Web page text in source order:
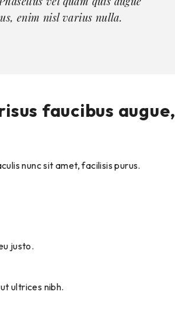
enim nisl varius nulla.
faucibus augue,
nunc sit amet, facilisis purus.
justo.
ultrices nibh.